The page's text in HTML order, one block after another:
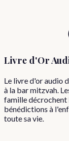
Livre d'Or
Le livre d'or audio
à la bar mitzvah.
famille décrochent
bénédictions à
toute sa vie.